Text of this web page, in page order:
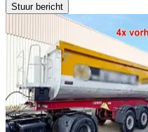
Stuur bericht